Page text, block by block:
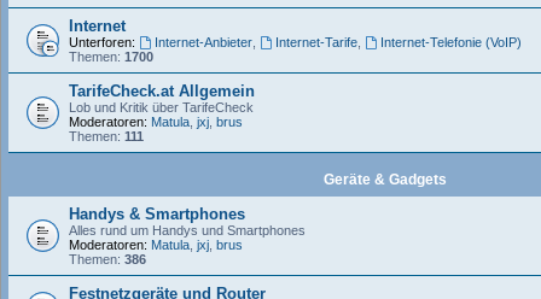
Internet
Unterforen: Internet-Anbieter, Internet-Tarife,
Internet-Telefonie (VoIP)
Themen: 1700
TarifeCheck.at Allgemein
Lob und Kritik über TarifeCheck
Moderatoren: Matula jxj brus
Themen: 111
Geräte & Gadgets
Handys & Smartphones
Alles rund um Handys und Smartphones
Moderatoren: Matula jxj brus
Themen: 386
Festnetzgeräte und Router